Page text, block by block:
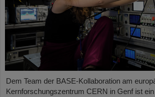
Dem Team der BASE-Kollaboration am
Kernforschungszentrum CERN in Genf ist